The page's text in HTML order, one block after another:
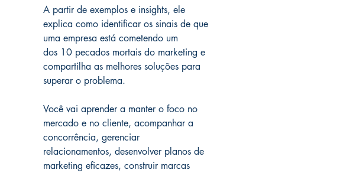
A partir de exemplos e insights, ele
explica como identificar os sinais de que
uma empresa está cometendo um
dos 10 pecados mortais do marketing e
compartilha as melhores soluções para
superar o problema.
Você vai aprender a manter o foco no
mercado e no cliente, acompanhar a
concorrência, gerenciar
relacionamentos, desenvolver planos de
marketing eficazes, construir marcas